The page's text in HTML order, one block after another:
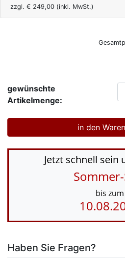
zzgl. € 249,00 (inkl. MwSt.)
gewünschte
Artikelmenge:
Jetzt schnell sein
bis zum
Haben Sie Fragen?